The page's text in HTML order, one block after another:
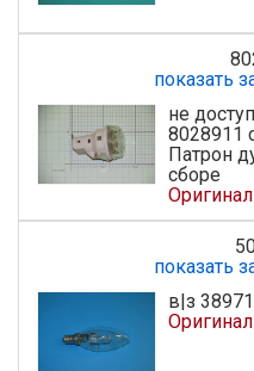
показать
не
8028911
Патрон
сборе
Оригинал
показать
в|з
Оригинал